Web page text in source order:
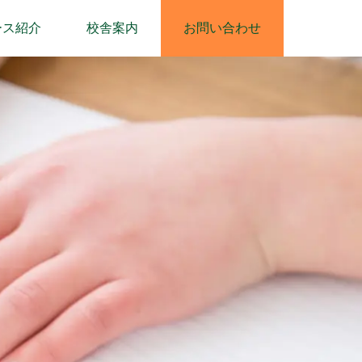
紹介 校舎案内 お問い合わせ